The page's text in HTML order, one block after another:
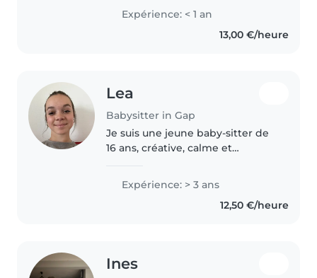
enfants. Bien que je début dans
le domaine, je suis certifiée en
premiers secours et j'ai..
Expérience: < 1 an
13,00 €/heure
Lea
Babysitter in Gap
Je suis une jeune baby-sitter de
16 ans, créative, calme et
d'expérience dans la garde
d'enfants, de bébés jusqu'aux
élèves du primaire. Je suis à l'aise
Expérience: > 3 ans
12,50 €/heure
Ines